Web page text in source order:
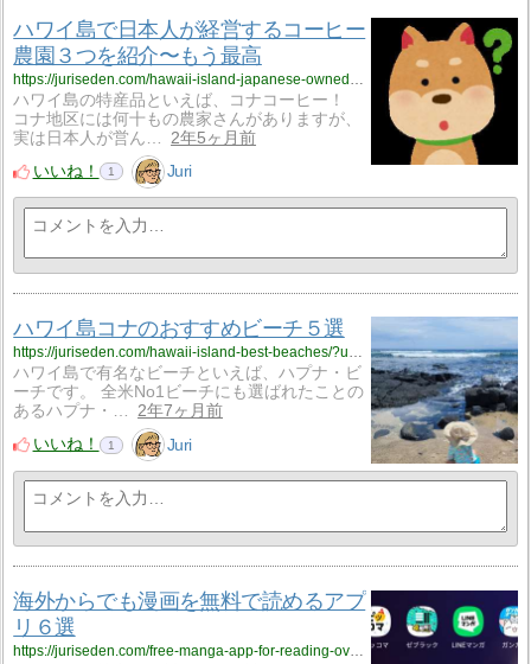
ハワイ島で日本人が経営するコーヒー
農園３つを紹介〜もう最高
https://juriseden.com/hawaii-island-japanese-owned-coffee-farms/?utm_source=rss&utm_medium=rss&utm_campaign=hawaii-island-japanese-owned-coffee-farms
ハワイ島の特産品といえば、コナコーヒー！
コナ地区には何十もの農家さんがありますが、
実は日本人が営ん…
2年5ヶ月前
いいね！
1 Juri
ハワイ島コナのおすすめビーチ５選
https://juriseden.com/hawaii-island-best-beaches/?utm_source=rss&utm_medium=rss&utm_campaign=hawaii-island-best-beaches
ハワイ島で有名なビーチといえば、ハプナ・ビ
ーチです。 全米No1ビーチにも選ばれたことの
あるハプナ・…
2年7ヶ月前
いいね！
1 Juri
海外からでも漫画を無料で読めるアプ
リ６選
https://juriseden.com/free-manga-app-for-reading-overseas/?utm_source=rss&utm_medium=rss&utm_campaign=free-manga-app-for-reading-overseas